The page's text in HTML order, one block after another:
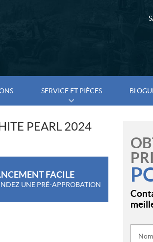
SERVICE ET PIÈCES
PEARL 2024
FACILE
UNE PRÉ-APPROBATION